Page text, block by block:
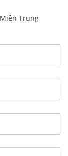
Miền Trung